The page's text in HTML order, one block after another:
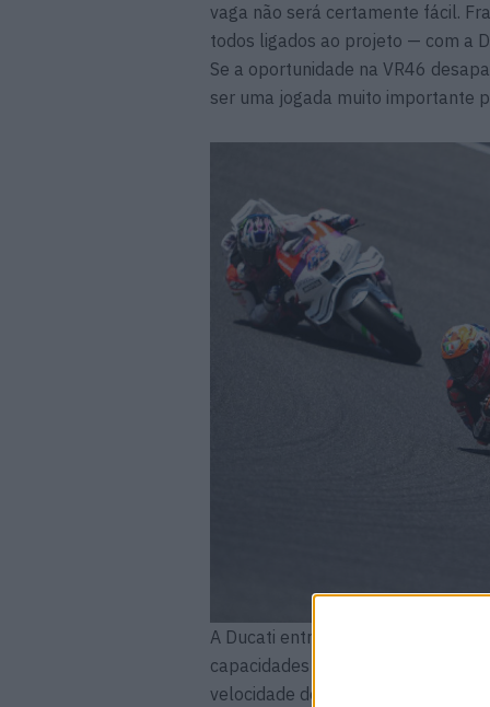
vaga não será certamente fácil.
todos ligados ao projeto — com a
Se a oportunidade na VR46
ser uma jogada muito importante
A Ducati entrará numa grande
capacidades de desenvolvimento
velocidade de Marini no MotoGP